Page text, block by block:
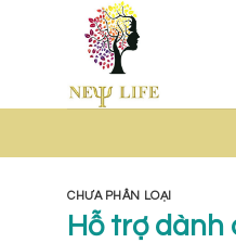
CHƯA PHÂN LOẠI
Hỗ trợ dành